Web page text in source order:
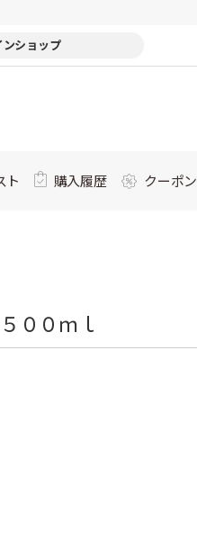
ンショップ
ト 購入履歴 クーポン
００ｍｌ